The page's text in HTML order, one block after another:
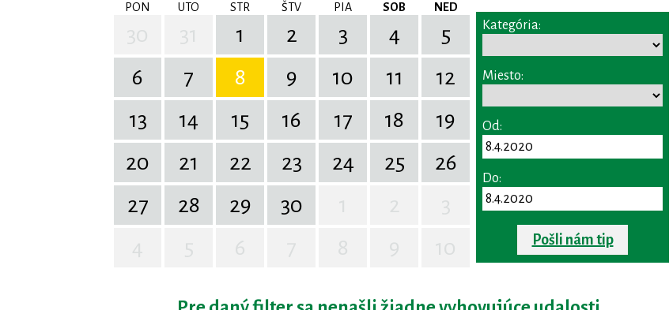
PON UTO STR ŠTV PIA SOB NED
1 2 3 4
5
6
7 8 9 10 11
12
13
14 15 16 17 18
19
20
21 22 23 24 25
26
27
28 29 30
Kategória:
Miesto:
Od:
Do:
Pošli nám tip